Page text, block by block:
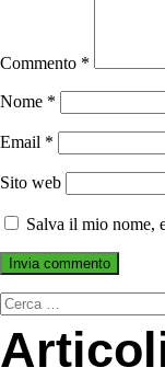
Commento *
Nome *
Email *
Sito web
Salva il mio nome,
Ricerca
per: